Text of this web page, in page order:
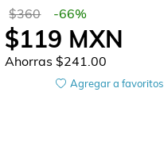
$360 -66%
$119 MXN
Ahorras$241.00
Agregar a favoritos